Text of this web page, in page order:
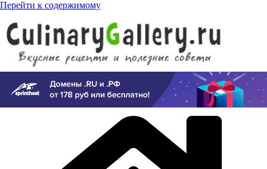
Перейти к содержимому